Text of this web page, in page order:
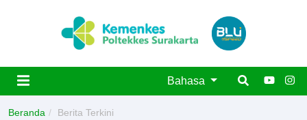
Bahasa
Beranda Berita Terkini